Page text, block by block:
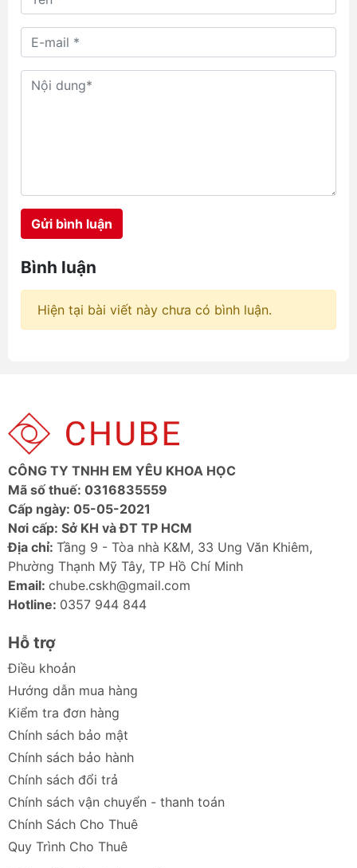
Gửi bình luận
Bình luận
Hiện tại bài viết này chưa có bình luận.
CÔNG TY TNHH EM YÊU KHOA HỌC
Mã số thuế: 0316835559
Cấp ngày: 05-05-2021
Nơi cấp: Sở KH và ĐT TP HCM
Địa chỉ: Tầng 9 - Tòa nhà K&M, 33 Ung Văn Khiêm,
Phường Thạnh Mỹ Tây, TP Hồ Chí Minh
Email: chube.cskh@gmail.com
Hotline: 0357 944 844
Hỗ trợ
Điều khoản
Hướng dẫn mua hàng
Kiểm tra đơn hàng
Chính sách bảo mật
Chính sách bảo hành
Chính sách đổi trả
Chính sách vận chuyển - thanh toán
Chính Sách Cho Thuê
Quy Trình Cho Thuê